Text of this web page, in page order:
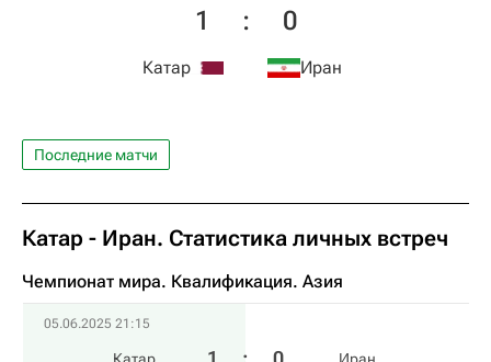
Катар
1 : 0
Иран
Последние матчи
Катар - Иран. Статистика личных встреч
Чемпионат мира. Квалификация. Азия
05.06.2025 21:15